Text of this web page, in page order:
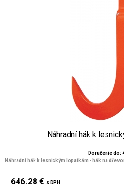
Náhradní hák k
Doručenie do:
Náhradní hák k lesnickým lopatkám - hák na
646.28 € s DPH